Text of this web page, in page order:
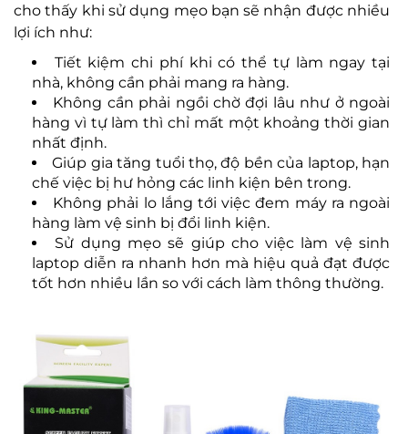
cho thấy khi sử dụng mẹo bạn sẽ nhận được nhiều
lợi ích như:
Tiết kiệm chi phí khi có thể tự làm ngay tại
nhà, không cần phải mang ra hàng.
Không cần phải ngồi chờ đợi lâu như ở ngoài
hàng vì tự làm thì chỉ mất một khoảng thời gian
nhất định.
Giúp gia tăng tuổi thọ, độ bền của laptop, hạn
chế việc bị hư hỏng các linh kiện bên trong.
Không phải lo lắng tới việc đem máy ra ngoài
hàng làm vệ sinh bị đổi linh kiện.
Sử dụng mẹo sẽ giúp cho việc làm vệ sinh
laptop diễn ra nhanh hơn mà hiệu quả đạt được
tốt hơn nhiều lần so với cách làm thông thường.